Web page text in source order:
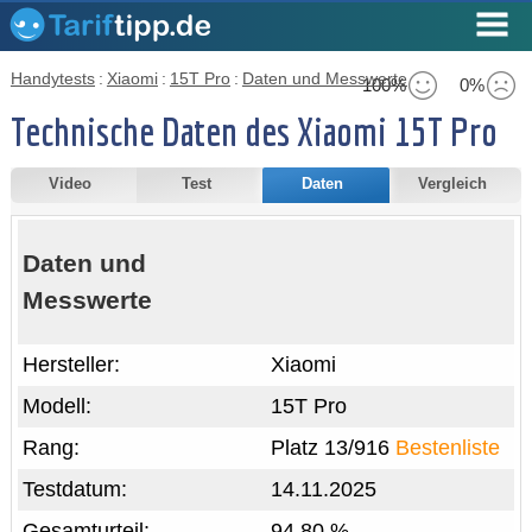
100% 0%
Handytests : Xiaomi : 15T Pro : Daten und Messwerte
Technische Daten des Xiaomi 15T Pro
Video Test Daten Vergleich
Daten und
Messwerte
Xiaomi
Hersteller:
15T Pro
Modell:
Platz 13/916 Bestenliste
Rang:
14.11.2025
Testdatum: